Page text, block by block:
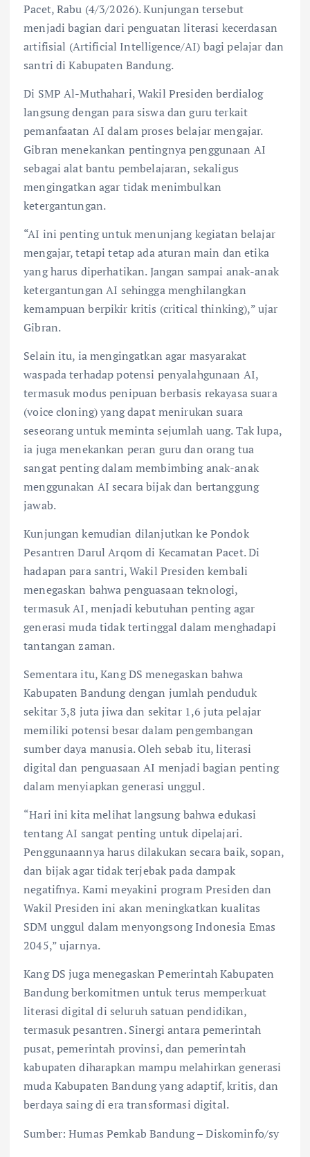
Pacet, Rabu (4/3/2026). Kunjungan tersebut
menjadi bagian dari penguatan literasi kecerdasan
artifisial (Artificial Intelligence/AI) bagi pelajar dan
santri di Kabupaten Bandung.
Di SMP Al-Muthahari, Wakil Presiden berdialog
langsung dengan para siswa dan guru terkait
pemanfaatan AI dalam proses belajar mengajar.
Gibran menekankan pentingnya penggunaan AI
sebagai alat bantu pembelajaran, sekaligus
mengingatkan agar tidak menimbulkan
ketergantungan.
“AI ini penting untuk menunjang kegiatan belajar
mengajar, tetapi tetap ada aturan main dan etika
yang harus diperhatikan. Jangan sampai anak-anak
ketergantungan AI sehingga menghilangkan
kemampuan berpikir kritis (critical thinking),” ujar
Gibran.
Selain itu, ia mengingatkan agar masyarakat
waspada terhadap potensi penyalahgunaan AI,
termasuk modus penipuan berbasis rekayasa suara
(voice cloning) yang dapat menirukan suara
seseorang untuk meminta sejumlah uang. Tak lupa,
ia juga menekankan peran guru dan orang tua
sangat penting dalam membimbing anak-anak
menggunakan AI secara bijak dan bertanggung
jawab.
Kunjungan kemudian dilanjutkan ke Pondok
Pesantren Darul Arqom di Kecamatan Pacet. Di
hadapan para santri, Wakil Presiden kembali
menegaskan bahwa penguasaan teknologi,
termasuk AI, menjadi kebutuhan penting agar
generasi muda tidak tertinggal dalam menghadapi
tantangan zaman.
Sementara itu, Kang DS menegaskan bahwa
Kabupaten Bandung dengan jumlah penduduk
sekitar 3,8 juta jiwa dan sekitar 1,6 juta pelajar
memiliki potensi besar dalam pengembangan
sumber daya manusia. Oleh sebab itu, literasi
digital dan penguasaan AI menjadi bagian penting
dalam menyiapkan generasi unggul.
“Hari ini kita melihat langsung bahwa edukasi
tentang AI sangat penting untuk dipelajari.
Penggunaannya harus dilakukan secara baik, sopan,
dan bijak agar tidak terjebak pada dampak
negatifnya. Kami meyakini program Presiden dan
Wakil Presiden ini akan meningkatkan kualitas
SDM unggul dalam menyongsong Indonesia Emas
2045,” ujarnya.
Kang DS juga menegaskan Pemerintah Kabupaten
Bandung berkomitmen untuk terus memperkuat
literasi digital di seluruh satuan pendidikan,
termasuk pesantren. Sinergi antara pemerintah
pusat, pemerintah provinsi, dan pemerintah
kabupaten diharapkan mampu melahirkan generasi
muda Kabupaten Bandung yang adaptif, kritis, dan
berdaya saing di era transformasi digital.
Sumber: Humas Pemkab Bandung – Diskominfo/sy